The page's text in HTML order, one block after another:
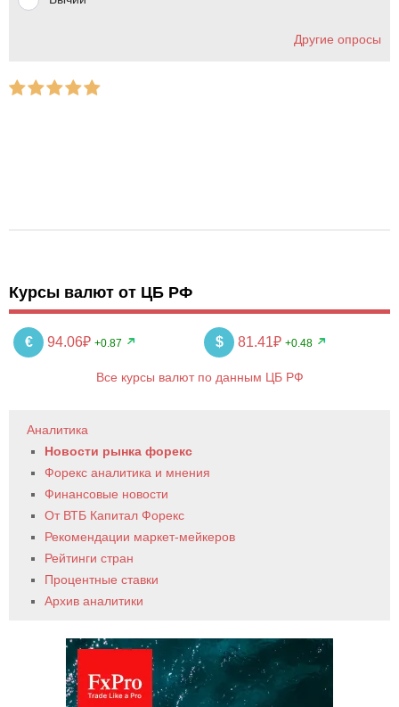
Другие опросы
Курсы валют от ЦБ РФ
€ 94.06₽ +0.87 $ 81.41₽ +0.48
Все курсы валют по данным ЦБ РФ
Аналитика
Новости рынка форекс
Форекс аналитика и мнения
Финансовые новости
От ВТБ Капитал Форекс
Рекомендации маркет-мейкеров
Рейтинги стран
Процентные ставки
Архив аналитики